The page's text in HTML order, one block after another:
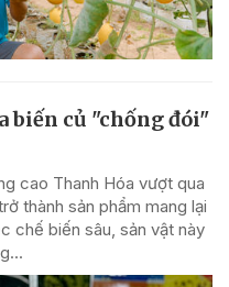
biến củ "chống đói"
cao Thanh Hóa vượt qua
thành sản phẩm mang lại
chế biến sâu, sản vật này